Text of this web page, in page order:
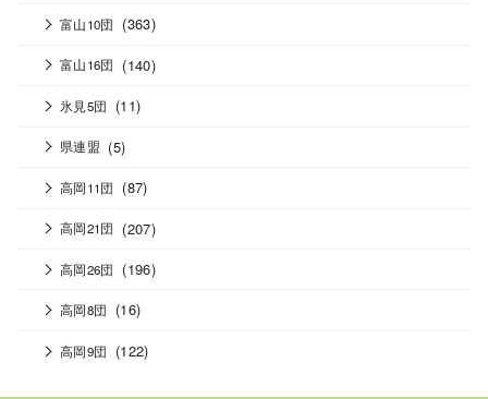
富山10団 (363)
富山16団 (140)
氷見5団 (11)
県連盟 (5)
高岡11団 (87)
高岡21団 (207)
高岡26団 (196)
高岡8団 (16)
高岡9団 (122)